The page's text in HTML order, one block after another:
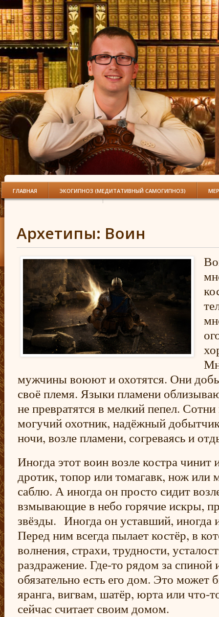
ГЛАВНАЯ ЭКОГИПНОЗ (МЕДИТАТИВНЫЙ САМОГИПНОЗ)
Архетипы: Воин
мужчины воюют и охотятся. Они
своё племя. Языки пламени
не превратятся в мелкий пепел.
могучий охотник, надёжный
ночи, возле пламени, согреваясь и
Иногда этот воин возле костра чинит
дротик, топор или томагавк, нож или
саблю. А иногда он просто сидит
взмывающие в небо горячие искры,
звёзды. Иногда он уставший, иногда
Перед ним всегда пылает костёр, в
волнения, страхи, трудности,
раздражение. Где-то рядом за спиной
обязательно есть его дом. Это может
яранга, вигвам, шатёр, юрта или что-
сейчас считает своим домом.